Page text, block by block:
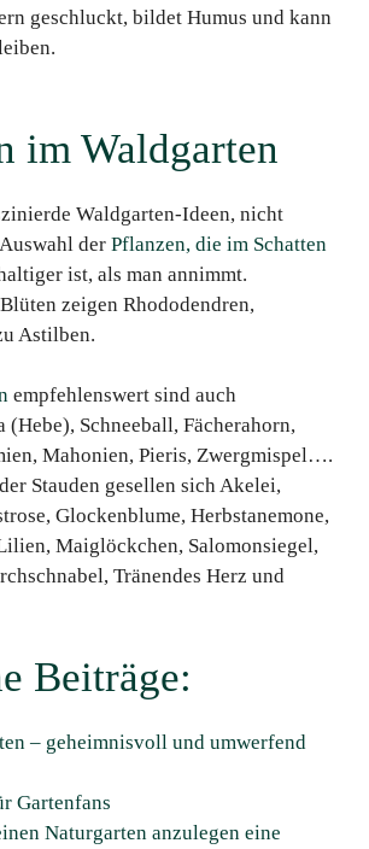
geschluckt, bildet Humus und kann
im Waldgarten
Waldgarten-Ideen, nicht
der Pflanzen, die im Schatten
ist, als man annimmt.
zeigen Rhododendren,
Astilben.
empfehlenswert sind auch
(Hebe), Schneeball, Fächerahorn,
Mahonien, Pieris, Zwergmispel….
Stauden gesellen sich Akelei,
Glockenblume, Herbstanemone,
Maiglöckchen, Salomonsiegel,
Tränendes Herz und
Beiträge:
– geheimnisvoll und umwerfend
Gartenfans
Naturgarten anzulegen eine